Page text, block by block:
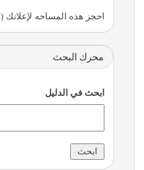
احجز هذه المساحه لإعلانك (ad4)
محرك البحث
ابحث في الدليل